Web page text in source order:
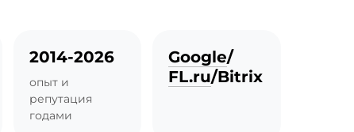
2014-2026
опыт и
репутация
годами
Google/
FL.ru/Bitrix